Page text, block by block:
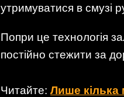
утримуватися в смузі
Попри це технологія
постійно стежити за
Читайте: Лише кілька